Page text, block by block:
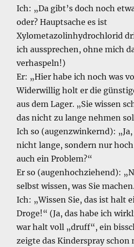
Ich: „Da gibt’s doch noch
oder? Hauptsache es ist
Xylometazolinhydrochlorid
ich aussprechen, ohne mich
verhaspeln!)
Er: „Hier habe ich noch was
Widerwillig holt er die
aus dem Lager. „Sie wissen
das nicht zu lange nehmen
Ich so (augenzwinkernd):
nicht lange, sondern nur
auch ein Problem?“
Er so (augenhochziehend):
selbst wissen, was Sie
Ich: „Wissen Sie, das ist halt
Droge!“ (Ja, das habe ich
war halt voll „druff“, ein
zeigte das Kinderspray schon